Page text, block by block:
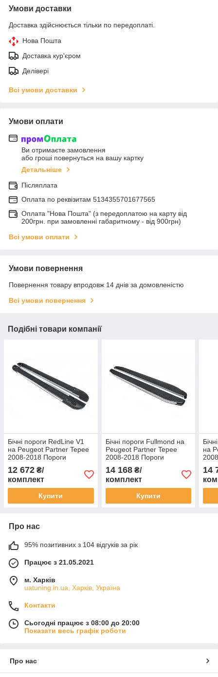
Умови доставки
Доставка здійснюється тільки по передоплаті.
Нова Пошта
Доставка кур'єром
Делівері
Всі умови доставки
Умови оплати
Ви отримаєте замовлення
або гроші повернуться на вашу картку
Детальніше
Післяплата
Оплата по реквiзитам 5134355701677565
Оплата "Нова Пошта" (з передоплатою на карту від
200грн. при замовленні габаритному - від 900грн)
Всі умови оплати
Умови повернення
Повернення товару впродовж 14 днів за домовленістю
Всі умови повернення
Подібні товари компанії
Бічні пороги RedLine V1
на Peugeot Partner Tepee
2008-2018 Пороги
майданчика Пежо
Партнер Типи
12 672 ₴/
комплект
Купити
Бічні пороги Fullmond на
Peugeot Partner Tepee
2008-2018 Пороги
майданчика Пежо
Партнер Типи
14 168₴/
комплект
Купити
на
14
Про нас
95% позитивних з 104 відгуків за рік
Працює з 21.05.2021
м. Харків
uatuning.in.ua, Харків, Україна
Контакти
Сьогодні працює з 08:00 до 20:00
Показати весь графік роботи
Про нас